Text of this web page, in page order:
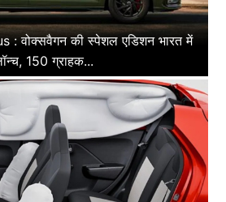
वोक्सवैगन की स्पेशल एडिशन भारत में
150 ग्राहक...